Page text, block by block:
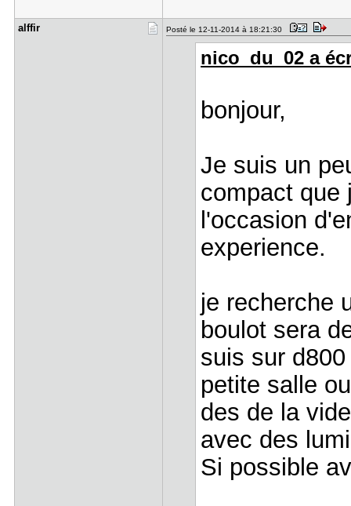
alffir Posté le 12-11-2014 à 18:21:30
nico_du_02 a
bonjour,
Je suis un
compact que
l'occasion
experience.
je recherche
boulot sera
suis sur
petite salle
des de la
avec des
Si possible